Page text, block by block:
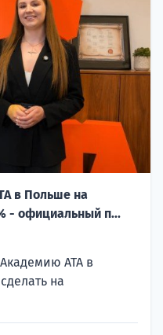
в Польше на
- официальный п...
ATA в
на